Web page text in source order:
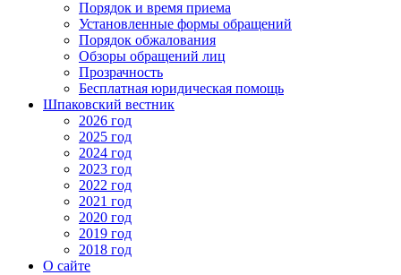
Порядок и время приема
Установленные формы обращений
Порядок обжалования
Обзоры обращений лиц
Прозрачность
Бесплатная юридическая помощь
Шпаковский вестник
2026 год
2025 год
2024 год
2023 год
2022 год
2021 год
2020 год
2019 год
2018 год
О сайте